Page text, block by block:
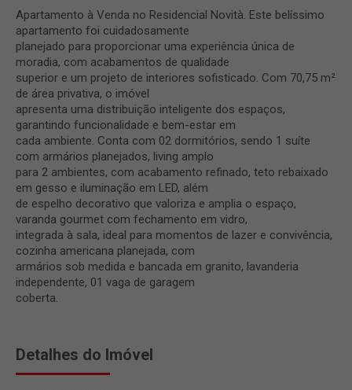
Apartamento à Venda no Residencial Novità. Este belíssimo
apartamento foi cuidadosamente
planejado para proporcionar uma experiência única de
moradia, com acabamentos de qualidade
superior e um projeto de interiores sofisticado. Com 70,75 m²
de área privativa, o imóvel
apresenta uma distribuição inteligente dos espaços,
garantindo funcionalidade e bem-estar em
cada ambiente. Conta com 02 dormitórios, sendo 1 suíte
com armários planejados, living amplo
para 2 ambientes, com acabamento refinado, teto rebaixado
em gesso e iluminação em LED, além
de espelho decorativo que valoriza e amplia o espaço,
varanda gourmet com fechamento em vidro,
integrada à sala, ideal para momentos de lazer e convivência,
cozinha americana planejada, com
armários sob medida e bancada em granito, lavanderia
independente, 01 vaga de garagem
coberta.
Detalhes do Imóvel